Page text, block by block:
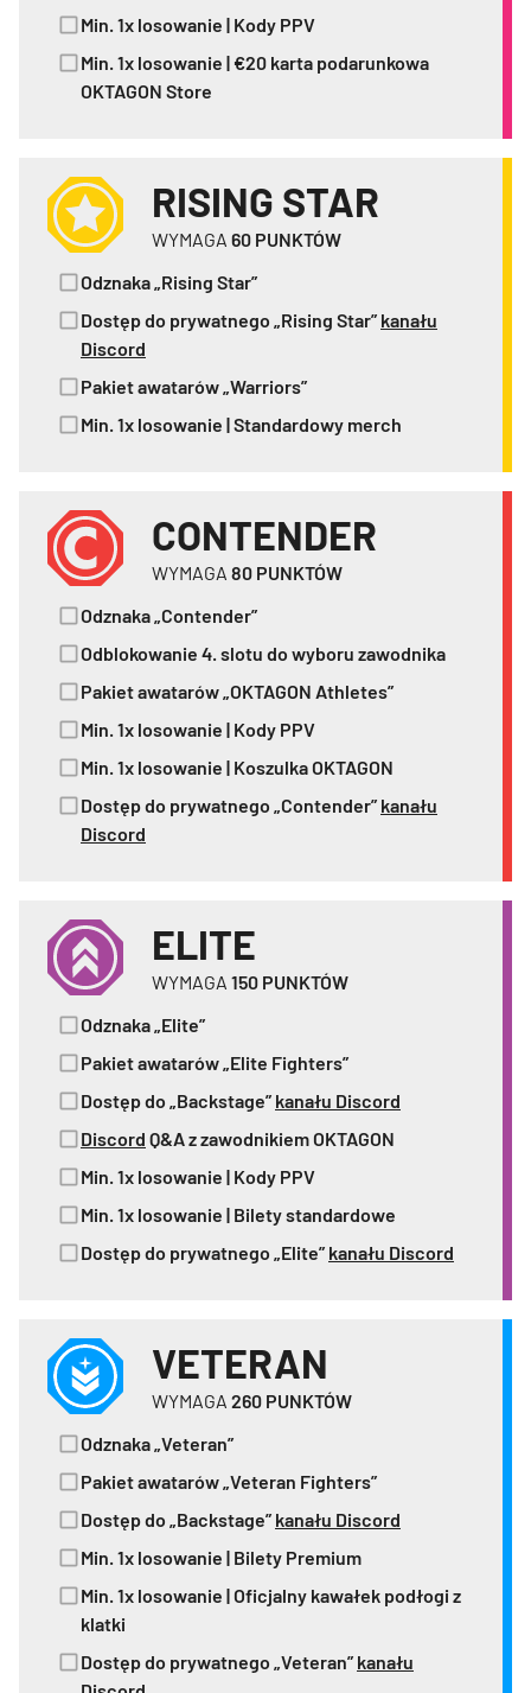
Min. 1x losowanie | Kody PPV
Min. 1x losowanie | €20 karta podarunkowa
OKTAGON Store
RISING STAR
WYMAGA 60 PUNKTÓW
Odznaka „Rising Star”
Dostęp do prywatnego „Rising Star” kanału
Discord
Pakiet awatarów „Warriors”
Min. 1x losowanie | Standardowy merch
CONTENDER
WYMAGA 80 PUNKTÓW
Odznaka „Contender”
Odblokowanie 4. slotu do wyboru zawodnika
Pakiet awatarów „OKTAGON Athletes”
Min. 1x losowanie | Kody PPV
Min. 1x losowanie | Koszulka OKTAGON
Dostęp do prywatnego „Contender” kanału
Discord
ELITE
WYMAGA 150 PUNKTÓW
Odznaka „Elite”
Pakiet awatarów „Elite Fighters”
Dostęp do „Backstage” kanału Discord
Discord Q&A z zawodnikiem OKTAGON
Min. 1x losowanie | Kody PPV
Min. 1x losowanie | Bilety standardowe
Dostęp do prywatnego „Elite” kanału Discord
VETERAN
WYMAGA 260 PUNKTÓW
Odznaka „Veteran”
Pakiet awatarów „Veteran Fighters”
Dostęp do „Backstage” kanału Discord
Min. 1x losowanie | Bilety Premium
Min. 1x losowanie | Oficjalny kawałek podłogi z
klatki
Dostęp do prywatnego „Veteran” kanału